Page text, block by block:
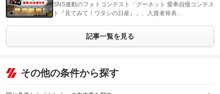
SNS連動のフォトコンテスト「グーネット 愛車自慢コンテス
ト『見てみて！ワタシの日産』」、入賞者発表…
記事一覧を見る
その他の条件から探す